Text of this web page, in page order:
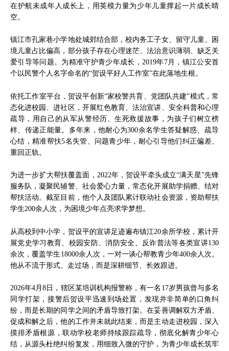
在护航未成年人成长上，用英模力量为少年儿童撑起一片成长晴
空。
镇江市孔家巷小学地处城郊结合部，校内务工子女、留守儿童、困
境儿童占比偏高，部分孩子存在心理迷茫、法治意识薄弱、缺乏关
爱引导等问题。为精准守护青少年成长，2019年7月，镇江公安首
个以民警个人名字命名的“贺设平好人工作室”在此落地生根。
依托工作室平台，贺设平创新“家校警共育、党团队共建”模式，常
态化进校园、进社区，开展红色教育、法治宣讲、安全科普和心理
疏导，用自己的从军从警经历、生死救援故事，为孩子们树立榜
样、传递正能量。多年来，他耐心为300余名学生答疑解惑、疏导
心结，精准帮扶5名失管、问题青少年，耐心引导他们纠正偏差、
重回正轨。
为进一步扩大帮扶覆盖面，2022年，贺设平牵头成立“满天星”先锋
服务队，凝聚民辅警、社会爱心力量，常态化开展助学捐赠、结对
帮扶活动。截至目前，他个人及团队累计联动社会资源，资助帮扶
学生200余人次，为困境少年点亮求学梦想。
从高校到中小学，贺设平的宣讲足迹遍布镇江20余所学校，累计开
展党史学习教育、校园安防、消防安全、反诈普法等各类宣讲130
余次，覆盖学生18000余人次，一对一谈心帮教青少年400余人次。
他从不流于形式、走过场，而是深耕细节、长效跟进。
2026年4月8日，辖区某培训机构报警称，有一名17岁男孩曾与多名
同学打架，接警后贺设平迅速到场处置，发现并非简单的口角纠
纷，而是长期的同学之间的矛盾导致打架。在妥善调解双方矛盾、
促成和解之后，他的工作并未就此结束，而是主动走进校园，深入
摸排矛盾根源，联动学校老师持续跟踪疏导，彻底化解青少年心
结，从源头杜绝纠纷复发，用细致入微的守护，为青少年成长筑牢